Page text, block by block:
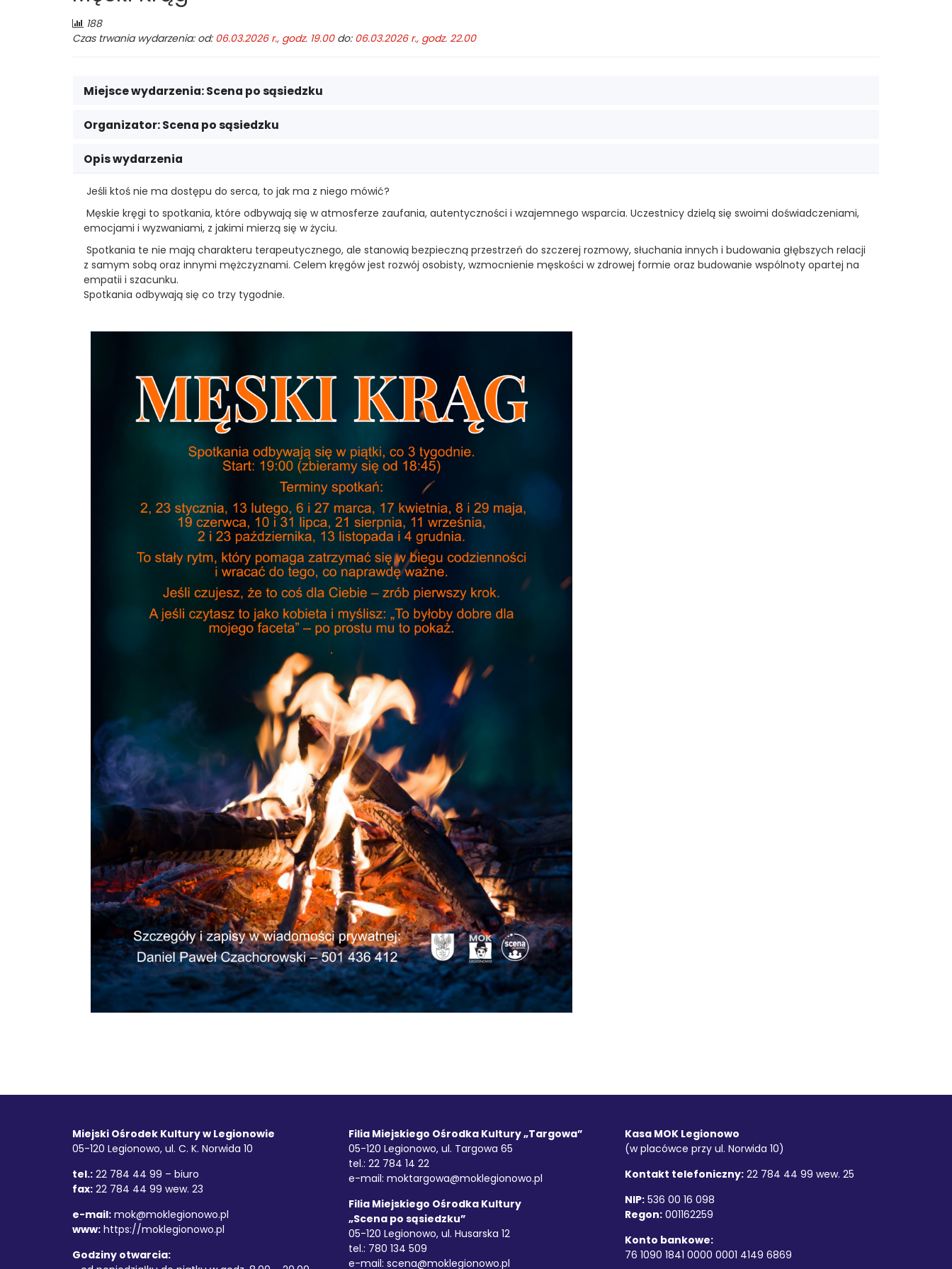
Chaplina
Legionowie
Liczba
odwiedzających:
188
Czas trwania wydarzenia: od: 06.03.2026 r., godz. 19.00do: 06.03.2026 r., godz. 22.00
Miejsce wydarzenia:Scena po sąsiedzku
Organizator:Scena po sąsiedzku
Opis wydarzenia
Jeśli ktoś nie ma dostępu do serca, to jak ma z niego mówić?
Męskie kręgi to spotkania, które odbywają się w atmosferze zaufania, autentyczności i wzajemnego wsparcia. Uczestnicy dzielą się swoimi doświadczeniami,
emocjami i wyzwaniami, z jakimi mierzą się w życiu.
Spotkania te nie mają charakteru terapeutycznego, ale stanowią bezpieczną przestrzeń do szczerej rozmowy, słuchania innych i budowania głębszych relacji
z samym sobą oraz innymi mężczyznami. Celem kręgów jest rozwój osobisty, wzmocnienie męskości w zdrowej formie oraz budowanie wspólnoty opartej na
empatii i szacunku.
Spotkania odbywają się co trzy tygodnie.
Stopka
Adres
Miejski Ośrodek Kultury w Legionowie
05-120 Legionowo, ul. C. K. Norwida 10
tel.: 22 784 44 99 – biuro
fax: 22 784 44 99 wew. 23
e-mail: mok@moklegionowo.pl
www: https://moklegionowo.pl
Godziny otwarcia:
Filia Miejskiego Ośrodka Kultury „Targowa”
05-120 Legionowo, ul. Targowa 65
tel.: 22 784 14 22
e-mail: moktargowa@moklegionowo.pl
Filia Miejskiego Ośrodka Kultury
„Scena po sąsiedzku”
05-120 Legionowo, ul. Husarska 12
tel.: 780 134 509
e-mail: scena@moklegionowo.pl
Kasa MOK Legionowo
(w placówce przy ul. Norwida 10)
Kontakt telefoniczny: 22 784 44 99 wew. 25
NIP: 536 00 16 098
Regon: 001162259
Konto bankowe:
76 1090 1841 0000 0001 4149 6869